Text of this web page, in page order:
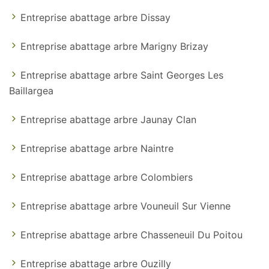
Entreprise abattage arbre Dissay
Entreprise abattage arbre Marigny Brizay
Entreprise abattage arbre Saint Georges Les
Baillargea
Entreprise abattage arbre Jaunay Clan
Entreprise abattage arbre Naintre
Entreprise abattage arbre Colombiers
Entreprise abattage arbre Vouneuil Sur Vienne
Entreprise abattage arbre Chasseneuil Du Poitou
Entreprise abattage arbre Ouzilly